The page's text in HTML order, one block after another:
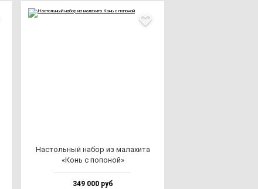
Нас­толь­ный на­бор из ма­ла­хи­та
«Конь с по­по­ной»
349 000 руб